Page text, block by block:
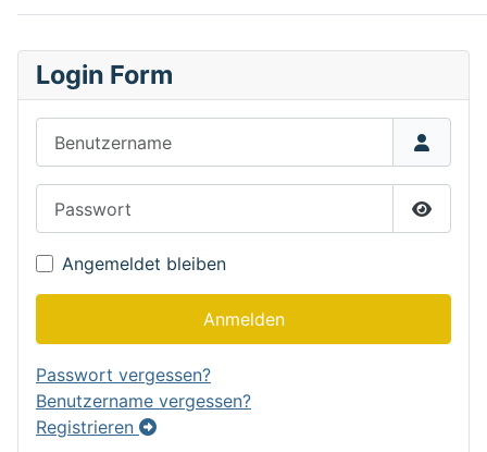
Login Form
Angemeldet bleiben
Anmelden
Passwort vergessen?
Benutzername vergessen?
Registrieren